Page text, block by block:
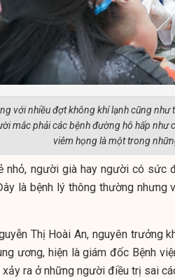
với nhiều đợt không khí lạnh cũng
mắc phải các bệnh đường hô hấp
viêm họng là một trong
nhỏ, người già hay người có sức
là bệnh lý thông thường nhưng
Thị Hoài An, nguyên trưởng
ương, hiện là giám đốc Bệnh
ra ở những người điều trị sai